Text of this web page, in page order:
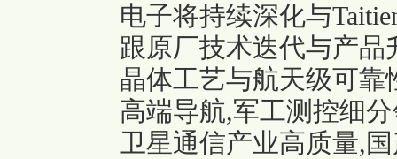
电子将持续深化与
跟原厂技术迭代与产
晶体工艺与航天级可
高端导航,军工测控细
卫星通信产业高质量,